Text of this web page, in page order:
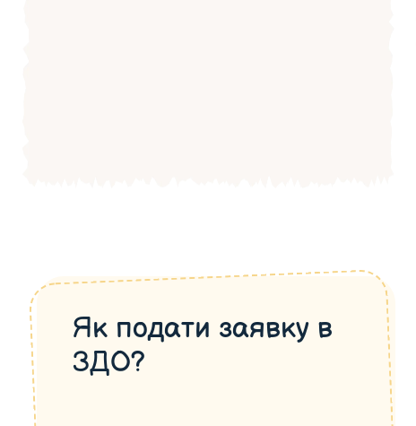
Як подати заявку в
ЗДО?